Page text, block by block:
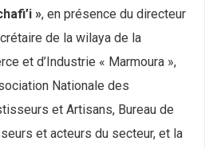
», en présence du directeur
de la wilaya de la
et d’Industrie « Marmoura »,
Nationale des
et Artisans, Bureau de
et acteurs du secteur, et la